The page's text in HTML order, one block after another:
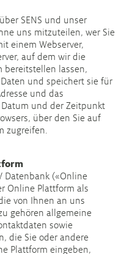
SENS und unser
uns mitzuteilen, wer Sie
einem Webserver,
auf dem wir die
bereitstellen lassen,
und speichert sie für
und das
und der Zeitpunkt
über den Sie auf
zugreifen.
Datenbank («Online
Online Plattform als
von Ihnen an uns
gehören allgemeine
sowie
die Sie oder andere
Plattform eingeben,